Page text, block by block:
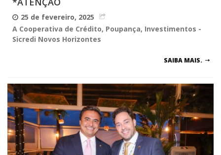
25 de fevereiro, 2025
A Cooperativa de Crédito, Poupança, Investimentos -
Sicredi Novos Horizontes
SAIBA MAIS.